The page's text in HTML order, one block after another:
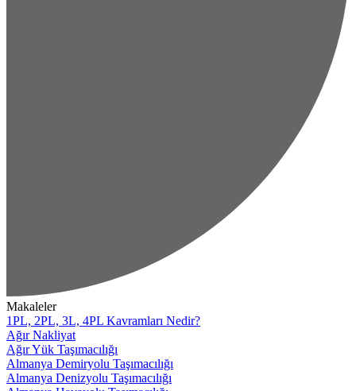
Makaleler
1PL, 2PL, 3L, 4PL Kavramları Nedir?
Ağır Nakliyat
Ağır Yük Taşımacılığı
Almanya Demiryolu Taşımacılığı
Almanya Denizyolu Taşımacılığı